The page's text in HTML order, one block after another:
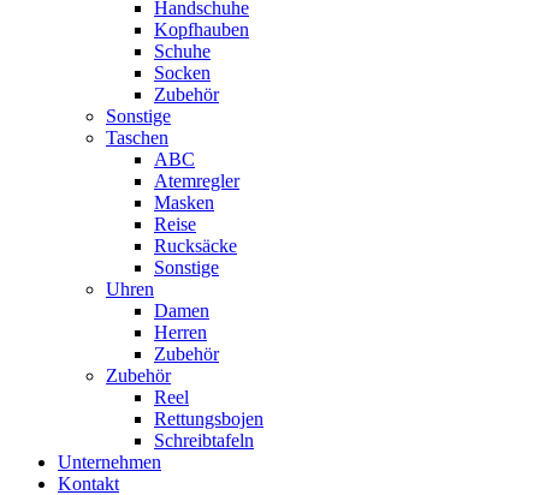
Handschuhe
Kopfhauben
Schuhe
Socken
Zubehör
Sonstige
Taschen
ABC
Atemregler
Masken
Reise
Rucksäcke
Sonstige
Uhren
Damen
Herren
Zubehör
Zubehör
Reel
Rettungsbojen
Schreibtafeln
Unternehmen
Kontakt